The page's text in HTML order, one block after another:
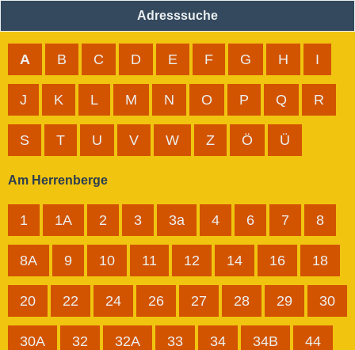
Adresssuche
A B C D E F G H I
J K L M N O P Q R
S T U V W Z Ö Ü
Am Herrenberge
1 1A 2 3 3a 4 6 7 8
8A 9 10 11 12 14 16 18
20 22 24 26 27 28 29 30
30A 32 32A 33 34 34B 44